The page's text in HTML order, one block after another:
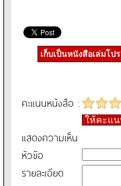
เก็บเป็นหนังสือเล่มโป
คะแนนหนังสือ :
ให้คะแ
แสดงความเห็น
หัวข้อ
รายละเอียด